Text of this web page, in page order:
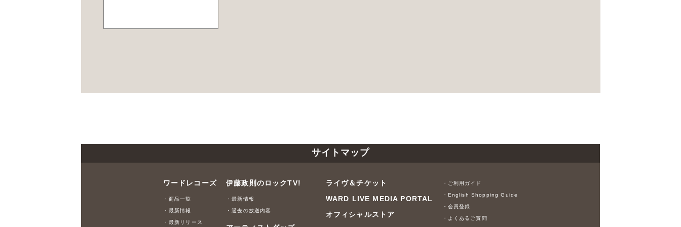
サイトマップ
ワードレコーズ
・商品一覧
・最新情報
・最新リリース
伊藤政則のロックTV!
・最新情報
・過去の放送内容
ライヴ＆チケット
WARD LIVE MEDIA PORTAL
オフィシャルストア
・ご利用ガイド
・English Shopping Guide
・会員登録
・よくあるご質問